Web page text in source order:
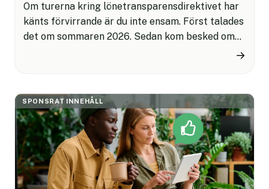
Om turerna kring lönetransparensdirektivet har
känts förvirrande är du inte ensam. Först talades
det om sommaren 2026. Sedan kom besked om
att införandet i Sverige planeras att flyttas fram.
→
SPONSRAT INNEHÅLL